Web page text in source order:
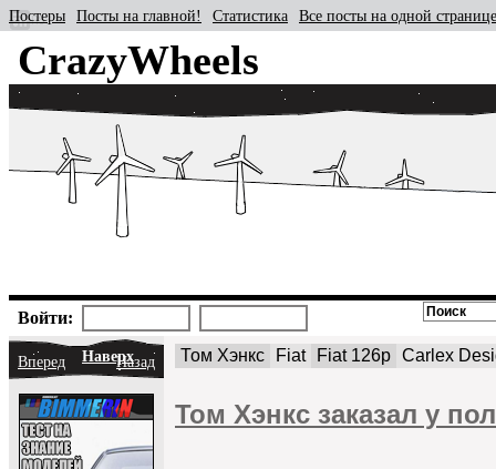
CrazyWheels
Постеры Посты на главной! Статистика Все посты на одной странице
Войти:
Вперед НаверхНазад Том Хэнкс Fiat Fiat 126p Carlex
Том Хэнкс заказал у